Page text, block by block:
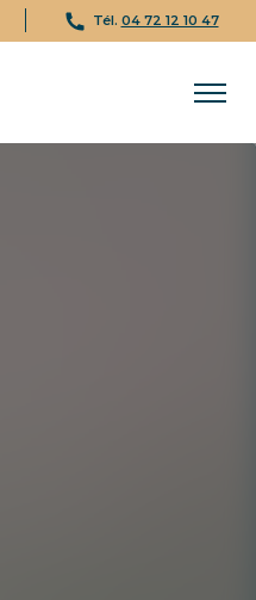
Tél. 04 72 12 10 47